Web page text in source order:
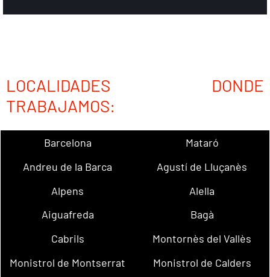
LOCALIDADES DONDE
TRABAJAMOS:
Barcelona
Mataró
Andreu de la Barca
Agustí de Lluçanès
Alpens
Alella
Aiguafreda
Bagà
Cabrils
Montornès del Vallès
Monistrol de Montserrat
Monistrol de Calders